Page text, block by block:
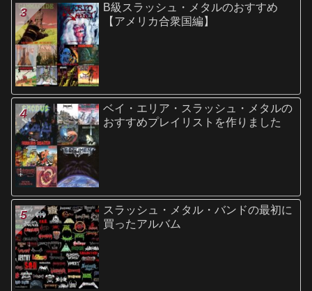
B級スラッシュ・メタルのおすすめ
【アメリカ合衆国編】
ベイ・エリア・スラッシュ・メタルの
おすすめプレイリストを作りました
スラッシュ・メタル・バンドの最初に
買ったアルバム